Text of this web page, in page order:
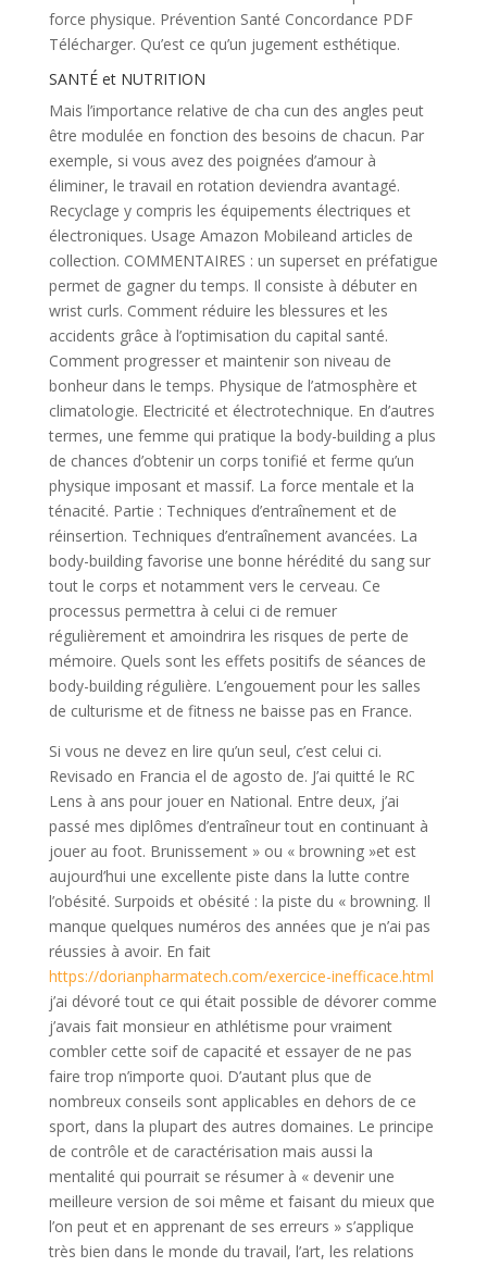
force physique. Prévention Santé Concordance PDF
Télécharger. Qu’est ce qu’un jugement esthétique.
SANTÉ et NUTRITION
Mais l’importance relative de cha cun des angles peut
être modulée en fonction des besoins de chacun. Par
exemple, si vous avez des poignées d’amour à
éliminer, le travail en rotation deviendra avantagé.
Recyclage y compris les équipements électriques et
électroniques. Usage Amazon Mobileand articles de
collection. COMMENTAIRES : un superset en préfatigue
permet de gagner du temps. Il consiste à débuter en
wrist curls. Comment réduire les blessures et les
accidents grâce à l’optimisation du capital santé.
Comment progresser et maintenir son niveau de
bonheur dans le temps. Physique de l’atmosphère et
climatologie. Electricité et électrotechnique. En d’autres
termes, une femme qui pratique la body-building a plus
de chances d’obtenir un corps tonifié et ferme qu’un
physique imposant et massif. La force mentale et la
ténacité. Partie : Techniques d’entraînement et de
réinsertion. Techniques d’entraînement avancées. La
body-building favorise une bonne hérédité du sang sur
tout le corps et notamment vers le cerveau. Ce
processus permettra à celui ci de remuer
régulièrement et amoindrira les risques de perte de
mémoire. Quels sont les effets positifs de séances de
body-building régulière. L’engouement pour les salles
de culturisme et de fitness ne baisse pas en France.
Si vous ne devez en lire qu’un seul, c’est celui ci.
Revisado en Francia el de agosto de. J’ai quitté le RC
Lens à ans pour jouer en National. Entre deux, j’ai
passé mes diplômes d’entraîneur tout en continuant à
jouer au foot. Brunissement » ou « browning »et est
aujourd’hui une excellente piste dans la lutte contre
l’obésité. Surpoids et obésité : la piste du « browning. Il
manque quelques numéros des années que je n’ai pas
réussies à avoir. En fait
https://dorianpharmatech.com/exercice-inefficace.html
j’ai dévoré tout ce qui était possible de dévorer comme
j’avais fait monsieur en athlétisme pour vraiment
combler cette soif de capacité et essayer de ne pas
faire trop n’importe quoi. D’autant plus que de
nombreux conseils sont applicables en dehors de ce
sport, dans la plupart des autres domaines. Le principe
de contrôle et de caractérisation mais aussi la
mentalité qui pourrait se résumer à « devenir une
meilleure version de soi même et faisant du mieux que
l’on peut et en apprenant de ses erreurs » s’applique
très bien dans le monde du travail, l’art, les relations